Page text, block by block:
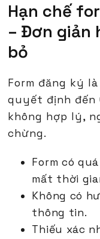
Hạn chế
– Đơn giản
bỏ
Form đăng ký
quyết định đến
không hợp lý,
chừng.
Form có
mất thời
Không có
thông tin.
Thiếu xác